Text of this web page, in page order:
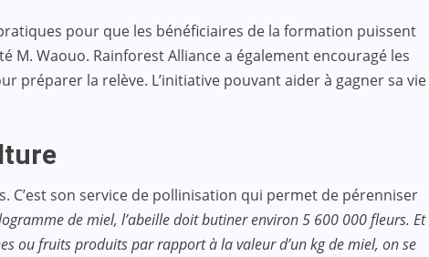
pour que les bénéficiaires de la formation puissent
Waouo. Rainforest Alliance a également encouragé les
préparer la relève. L’initiative pouvant aider à gagner sa vie
C’est son service de pollinisation qui permet de pérenniser
de miel, l’abeille doit butiner environ 5 600 000 fleurs. Et
ou fruits produits par rapport à la valeur d’un kg de miel, on se